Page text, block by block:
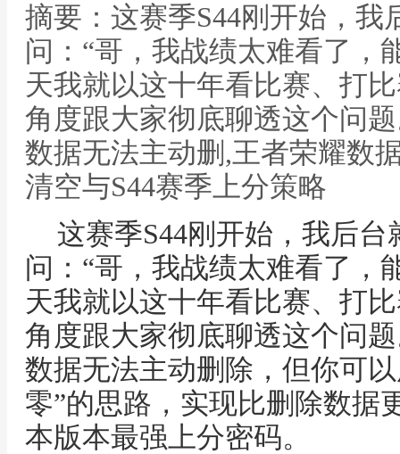
摘要：这赛季S44刚开始，
问：“哥，我战绩太难看了，
天我就以这十年看比赛、打
角度跟大家彻底聊透这个问
数据无法主动删,王者荣耀数
清空与S44赛季上分策略
这赛季S44刚开始，我后
问：“哥，我战绩太难看了，
天我就以这十年看比赛、打
角度跟大家彻底聊透这个问
数据无法主动删除，但你可
零”的思路，实现比删除数据
本版本最强上分密码。